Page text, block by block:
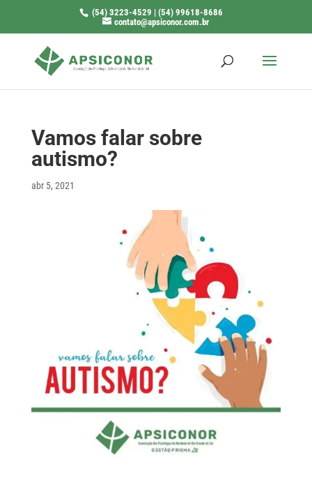
(54) 3223-4529 | (54) 99618-8686
contato@apsiconor.com.br
Vamos falar sobre
autismo?
abr 5, 2021